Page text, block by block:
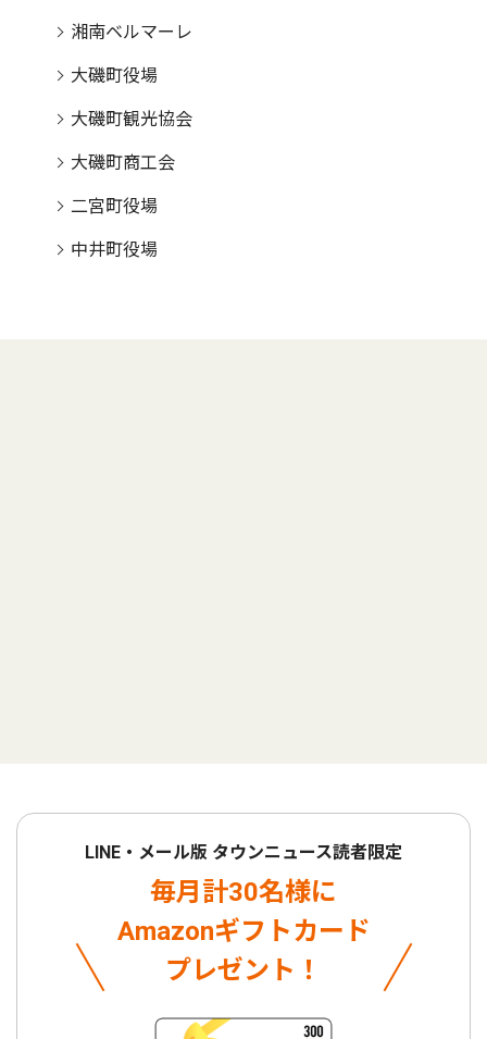
湘南ベルマーレ
大磯町役場
大磯町観光協会
大磯町商工会
二宮町役場
中井町役場
LINE・メール版 タウンニュース読者限定
毎月計30名様に
Amazonギフトカード
プレゼント！